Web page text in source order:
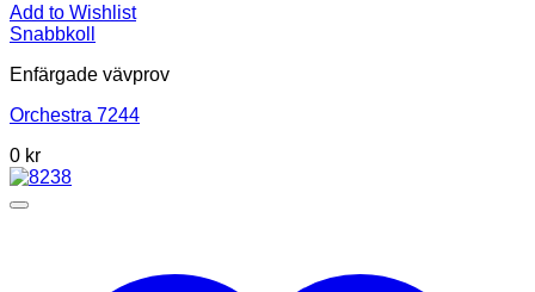
Add to Wishlist
Snabbkoll
Enfärgade vävprov
Orchestra 7244
0 kr